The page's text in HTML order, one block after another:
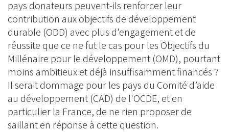
pays donateurs peuvent-ils renforcer leur
contribution aux objectifs de développement
durable (ODD) avec plus d’engagement et de
réussite que ce ne fut le cas pour les Objectifs du
Millénaire pour le développement (OMD), pourtant
moins ambitieux et déjà insuffisamment financés ?
Il serait dommage pour les pays du Comité d’aide
au développement (CAD) de l'OCDE, et en
particulier la France, de ne rien proposer de
saillant en réponse à cette question.